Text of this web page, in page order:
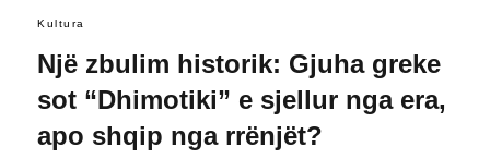
Kultura
Një zbulim historik: Gjuha greke
sot “Dhimotiki” e sjellur nga era,
apo shqip nga rrënjët?